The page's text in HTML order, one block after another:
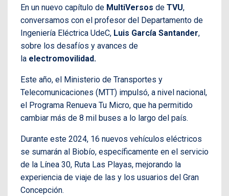
En un nuevo capítulo de MultiVersos de TVU,
conversamos con el profesor del Departamento de
Ingeniería Eléctrica UdeC, Luis García Santander,
sobre los desafíos y avances de
la electromovilidad.
Este año, el Ministerio de Transportes y
Telecomunicaciones (MTT) impulsó, a nivel nacional,
el Programa Renueva Tu Micro, que ha permitido
cambiar más de 8 mil buses a lo largo del país.
Durante este 2024, 16 nuevos vehículos eléctricos
se sumarán al Biobío, específicamente en el servicio
de la Línea 30, Ruta Las Playas, mejorando la
experiencia de viaje de las y los usuarios del Gran
Concepción.